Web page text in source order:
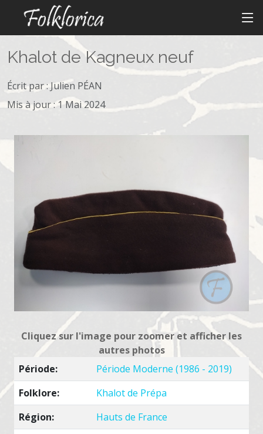
Khalot de Kagneux neuf
Écrit par : Julien PÉAN
Mis à jour : 1 Mai 2024
Cliquez sur l'image pour zoomer et afficher les
autres photos
Période:
Période Moderne (1986 - 2019)
Folklore:
Khalot de Prépa
Région:
Hauts de France